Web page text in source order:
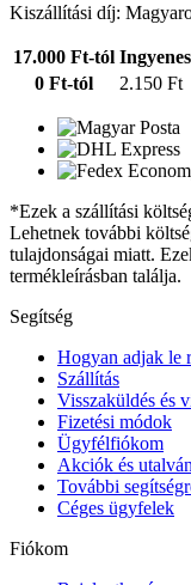
Kiszállítási díj:
17.000 Ft-tól
0 Ft-tól
2.150 Ft
*Ezek a szállítási
Lehetnek további
tulajdonságai miatt.
termékleírásban találja.
Segítség
Hogyan adjak le
Szállítás
Visszaküldés és
Fizetési módok
Ügyfélfiókom
Akciók és
További
Céges ügyfelek
Fiókom